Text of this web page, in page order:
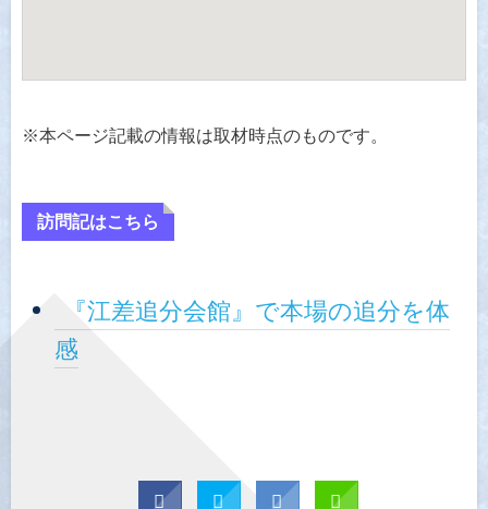
※本ページ記載の情報は取材時点のものです。
訪問記はこちら
『江差追分会館』で本場の追分を体
感